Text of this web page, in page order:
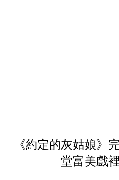
《約定的灰姑娘
堂富美戲